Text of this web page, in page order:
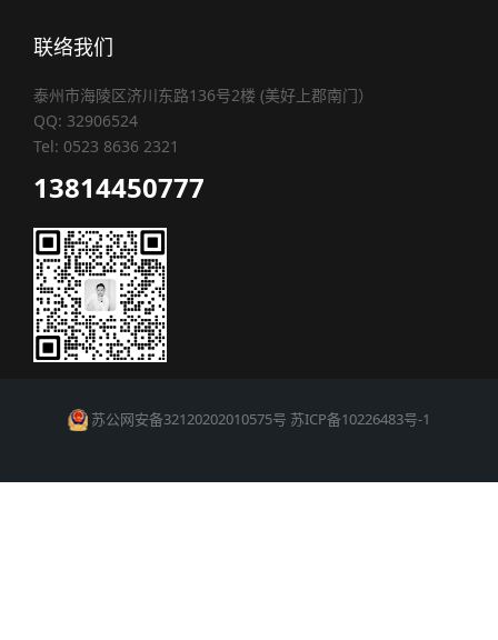
联络我们
泰州市海陵区济川东路136号2楼 (美好上郡南门）
QQ: 32906524
Tel: 0523 8636 2321
13814450777
苏公网安备32120202010575号 苏ICP备10226483号-1